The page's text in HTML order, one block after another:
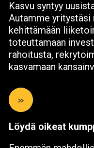
Kasvu syntyy
Autamme yritystäsi
kehittämään
toteuttamaan
rahoitusta,
kasvamaan
»
Löydä oikeat